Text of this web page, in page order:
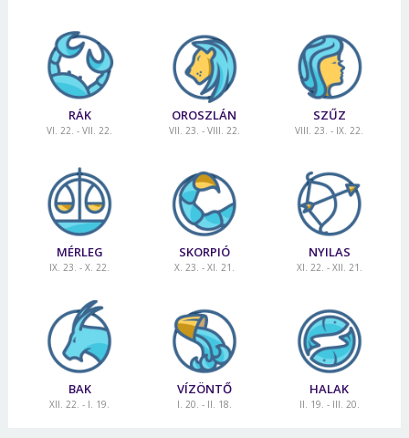
RÁK
VI. 22. - VII. 22.
OROSZLÁN
VII. 23. - VIII. 22.
SZŰZ
VIII. 23. - IX. 22.
MÉRLEG
IX. 23. - X. 22.
SKORPIÓ
X. 23. - XI. 21.
NYILAS
XI. 22. - XII. 21.
BAK
XII. 22. - I. 19.
VÍZÖNTŐ
I. 20. - II. 18.
HALAK
II. 19. - III. 20.